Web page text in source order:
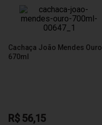
Cachaça João Mendes Ouro
670ml
R$ 56,15